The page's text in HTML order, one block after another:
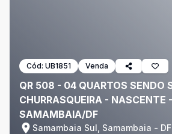
Cód: UB1851 Venda
QR 508 - 04 QUARTOS SENDO
CHURRASQUEIRA - NASCENTE -
SAMAMBAIA/DF
Samambaia Sul, Samambaia - DF